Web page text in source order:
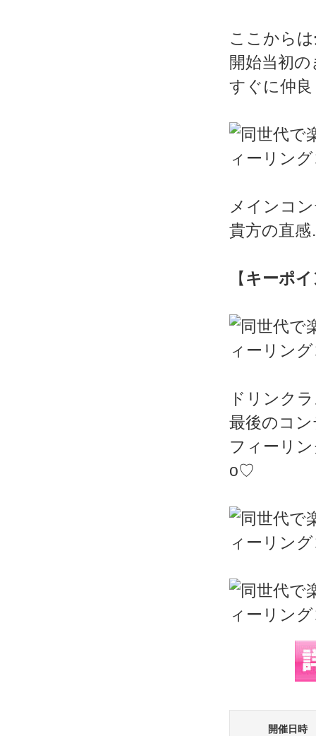
ここからは
開始当初
すぐに仲
メインコ
貴方の直
【キーポ
ドリンク
最後のコ
フィーリ
o♡
開催日時